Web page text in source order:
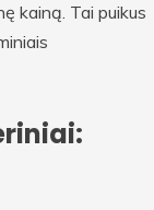
kainą. Tai puikus